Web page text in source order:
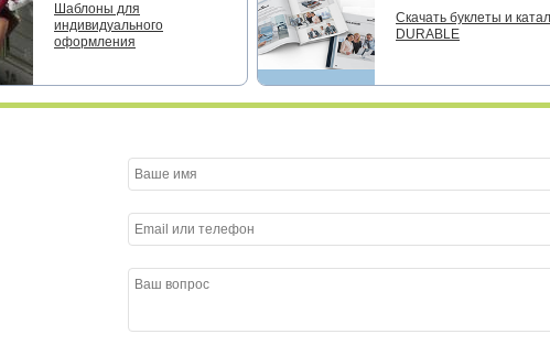
Шаблоны для
индивидуального
оформления
Скачать буклеты и
DURABLE